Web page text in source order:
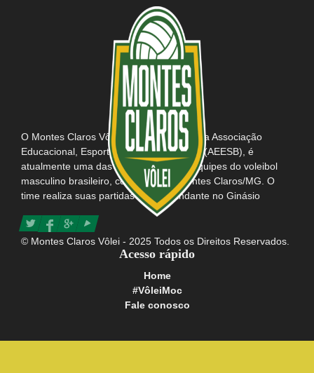
O Montes Claros Vôlei, em parceria com a Associação
Educacional, Esportiva e Social do Brasil (AEESB), é
atualmente uma das mais tradicionais equipes do voleibol
masculino brasileiro, com sede em Montes Claros/MG. O
time realiza suas partidas como mandante no Ginásio
Poliesportivo Tancredo Neves e possui consigo o título da
maior e mais apaixonada torcida do Brasil.
© Montes Claros Vôlei - 2025 Todos os Direitos Reservados.
Acesso rápido
Home
#VôleiMoc
Fale conosco